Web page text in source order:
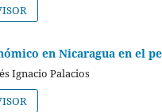
en Nicaragua en el
Ignacio Palacios